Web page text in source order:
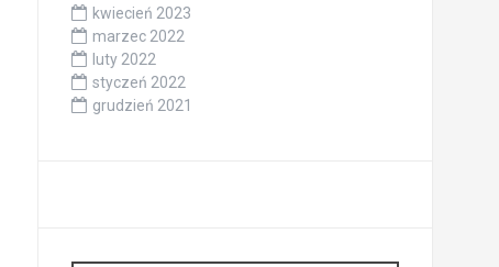
kwiecień 2023
marzec 2022
luty 2022
styczeń 2022
grudzień 2021